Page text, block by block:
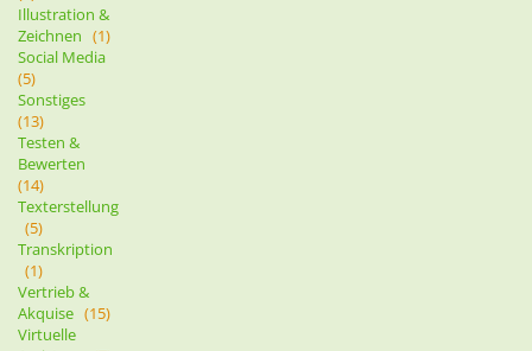
Illustration &
Zeichnen (1)
Social Media
(5)
Sonstiges
(13)
Testen &
Bewerten
(14)
Texterstellung
(5)
Transkription
(1)
Vertrieb &
Akquise (15)
Virtuelle